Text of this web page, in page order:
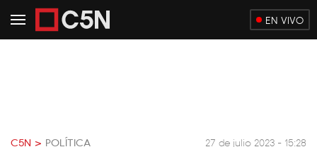
EN VIVO
C5N > POLÍTICA 27 de julio 2023 - 15:28